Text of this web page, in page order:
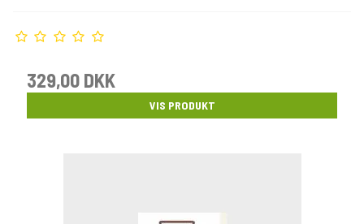
329,00 DKK
VIS PRODUKT